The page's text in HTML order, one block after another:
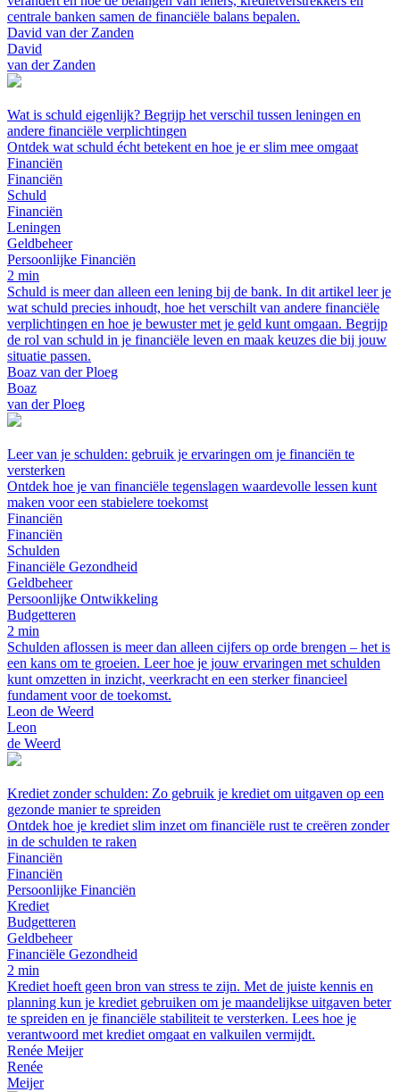
centrale banken samen de financiële balans bepalen.
David van der Zanden
David
van der Zanden
Wat is schuld eigenlijk? Begrijp het verschil tussen leningen en
andere financiële verplichtingen
Ontdek wat schuld écht betekent en hoe je er slim mee omgaat
Financiën
Financiën
Schuld
Financiën
Leningen
Geldbeheer
Persoonlijke Financiën
2 min
Schuld is meer dan alleen een lening bij de bank. In dit artikel leer je
wat schuld precies inhoudt, hoe het verschilt van andere financiële
verplichtingen en hoe je bewuster met je geld kunt omgaan. Begrijp
de rol van schuld in je financiële leven en maak keuzes die bij jouw
situatie passen.
Boaz van der Ploeg
Boaz
van der Ploeg
Leer van je schulden: gebruik je ervaringen om je financiën te
versterken
Ontdek hoe je van financiële tegenslagen waardevolle lessen kunt
maken voor een stabielere toekomst
Financiën
Financiën
Schulden
Financiële Gezondheid
Geldbeheer
Persoonlijke Ontwikkeling
Budgetteren
2 min
Schulden aflossen is meer dan alleen cijfers op orde brengen – het is
een kans om te groeien. Leer hoe je jouw ervaringen met schulden
kunt omzetten in inzicht, veerkracht en een sterker financieel
fundament voor de toekomst.
Leon de Weerd
Leon
de Weerd
Krediet zonder schulden: Zo gebruik je krediet om uitgaven op een
gezonde manier te spreiden
Ontdek hoe je krediet slim inzet om financiële rust te creëren zonder
in de schulden te raken
Financiën
Financiën
Persoonlijke Financiën
Krediet
Budgetteren
Geldbeheer
Financiële Gezondheid
2 min
Krediet hoeft geen bron van stress te zijn. Met de juiste kennis en
planning kun je krediet gebruiken om je maandelijkse uitgaven beter
te spreiden en je financiële stabiliteit te versterken. Lees hoe je
verantwoord met krediet omgaat en valkuilen vermijdt.
Renée Meijer
Renée
Meijer